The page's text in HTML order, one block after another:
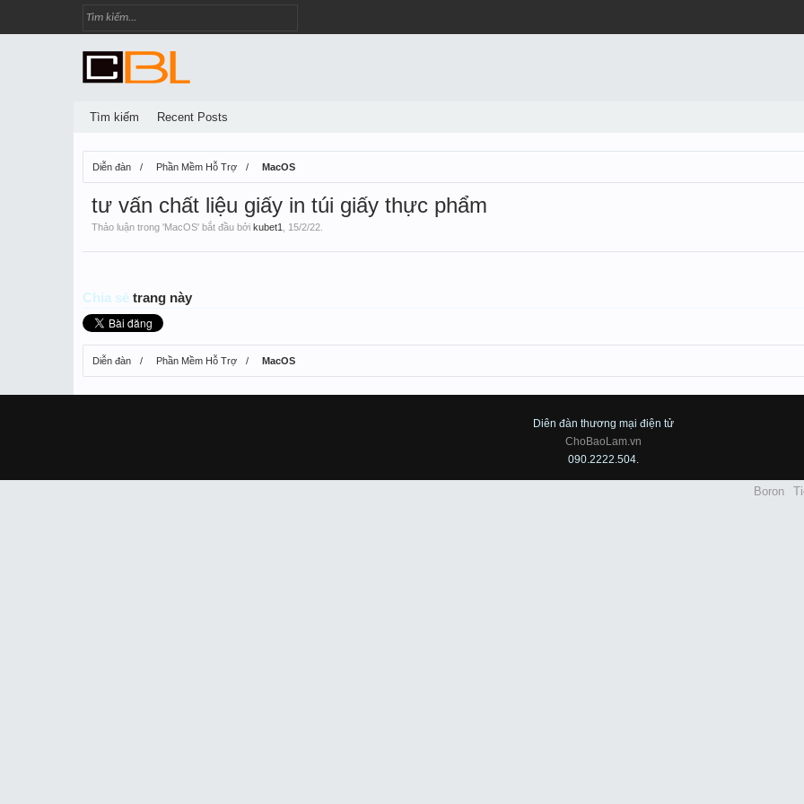
Diễn đàn Phần Mềm Hỗ Trợ MacOS
tư vấn chất liệu giấy in túi giấy thực phẩm
Thảo luận trong 'MacOS' bắt đầu bởi kubet1 15/2/22
Chia sẻ trang này
Diễn đàn Phần Mềm Hỗ Trợ MacOS
Tìm kiếm Recent Posts
Diên đàn thương mại điện tử
ChoBaoLam.vn
090.2222.504.
Boron